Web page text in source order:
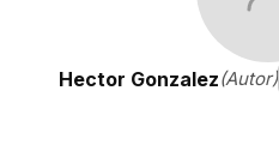
Hector Gonzalez(Autor)